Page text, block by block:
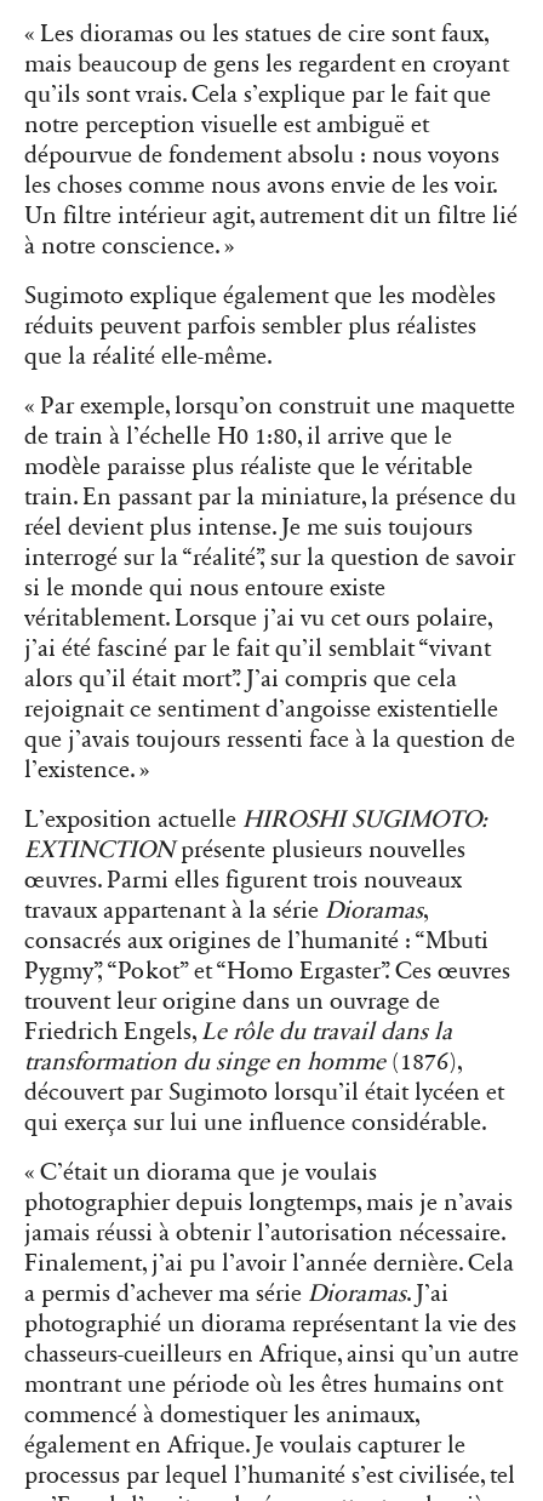
« Les dioramas ou les statues de cire sont faux,
mais beaucoup de gens les regardent en croyant
qu’ils sont vrais. Cela s’explique par le fait que
notre perception visuelle est ambiguë et
dépourvue de fondement absolu : nous voyons
les choses comme nous avons envie de les voir.
Un filtre intérieur agit, autrement dit un filtre lié
à notre conscience. »
Sugimoto explique également que les modèles
réduits peuvent parfois sembler plus réalistes
que la réalité elle-même.
« Par exemple, lorsqu’on construit une maquette
de train à l’échelle H0 1:80, il arrive que le
modèle paraisse plus réaliste que le véritable
train. En passant par la miniature, la présence du
réel devient plus intense. Je me suis toujours
interrogé sur la “réalité”, sur la question de savoir
si le monde qui nous entoure existe
véritablement. Lorsque j’ai vu cet ours polaire,
j’ai été fasciné par le fait qu’il semblait “vivant
alors qu’il était mort”. J’ai compris que cela
rejoignait ce sentiment d’angoisse existentielle
que j’avais toujours ressenti face à la question de
l’existence. »
L’exposition actuelle HIROSHI SUGIMOTO:
EXTINCTIONprésente plusieurs nouvelles
œuvres. Parmi elles figurent trois nouveaux
travaux appartenant à la série Dioramas,
consacrés aux origines de l’humanité : “Mbuti
Pygmy”, “Pokot”et “Homo Ergaster”. Ces œuvres
trouvent leur origine dans un ouvrage de
Friedrich Engels, Le rôle du travail dans la
transformation du singe en homme(1876),
découvert par Sugimoto lorsqu’il était lycéen et
qui exerça sur lui une influence considérable.
« C’était un diorama que je voulais
photographier depuis longtemps, mais je n’avais
jamais réussi à obtenir l’autorisation nécessaire.
Finalement, j’ai pu l’avoir l’année dernière. Cela
a permis d’achever ma série Dioramas. J’ai
photographié un diorama représentant la vie des
chasseurs-cueilleurs en Afrique, ainsi qu’un autre
montrant une période où les êtres humains ont
commencé à domestiquer les animaux,
également en Afrique. Je voulais capturer le
processus par lequel l’humanité s’est civilisée, tel